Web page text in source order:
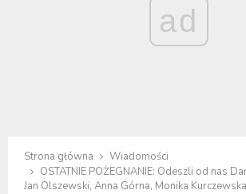
ad
Strona główna
Wiadomości
OSTATNIE POŻEGNANIE: Odeszli od nas
Jan Olszewski, Anna Górna, Monika